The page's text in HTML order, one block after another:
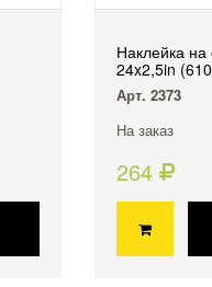
Наклейка на
24x2,5in
Арт. 2373
На заказ
264